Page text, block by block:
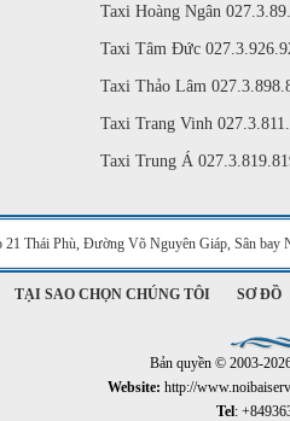
Taxi Hoàng Ngân
Taxi Tâm Đức
Taxi Thảo Lâm
Taxi Trang Vinh
Taxi Trung Á
21 Thái Phù, Đường Võ Nguyên Giáp, Sân bay
TẠI SAO CHỌN CHÚNG TÔI
SƠ ĐỒ
Bản quyền © 2003-
Website: http://
Tel: